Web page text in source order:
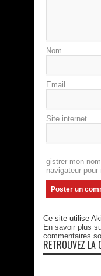
Nom
Email
Site internet
gistrer mon
navigateur
Ce site utilise
En savoir plus
commentaires
RETROUVEZ LA